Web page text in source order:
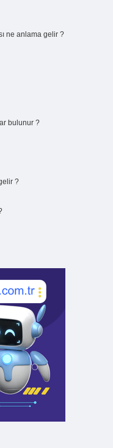
ne anlama gelir ?
bulunur ?
?